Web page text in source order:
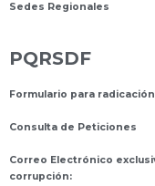
Sedes Regionales
PQRSDF
Formulario para
Consulta de Peticiones
Correo Electrónico
corrupción: